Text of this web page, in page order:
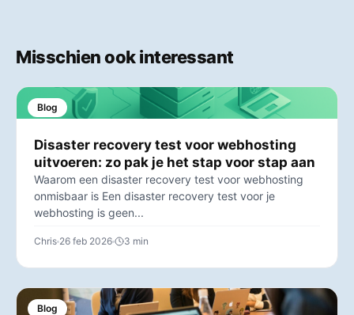
Misschien ook interessant
Blog
Disaster recovery test voor webhosting
uitvoeren: zo pak je het stap voor stap aan
Waarom een disaster recovery test voor webhosting
onmisbaar is Een disaster recovery test voor je
webhosting is geen...
Chris 26 feb 2026 3 min
Blog